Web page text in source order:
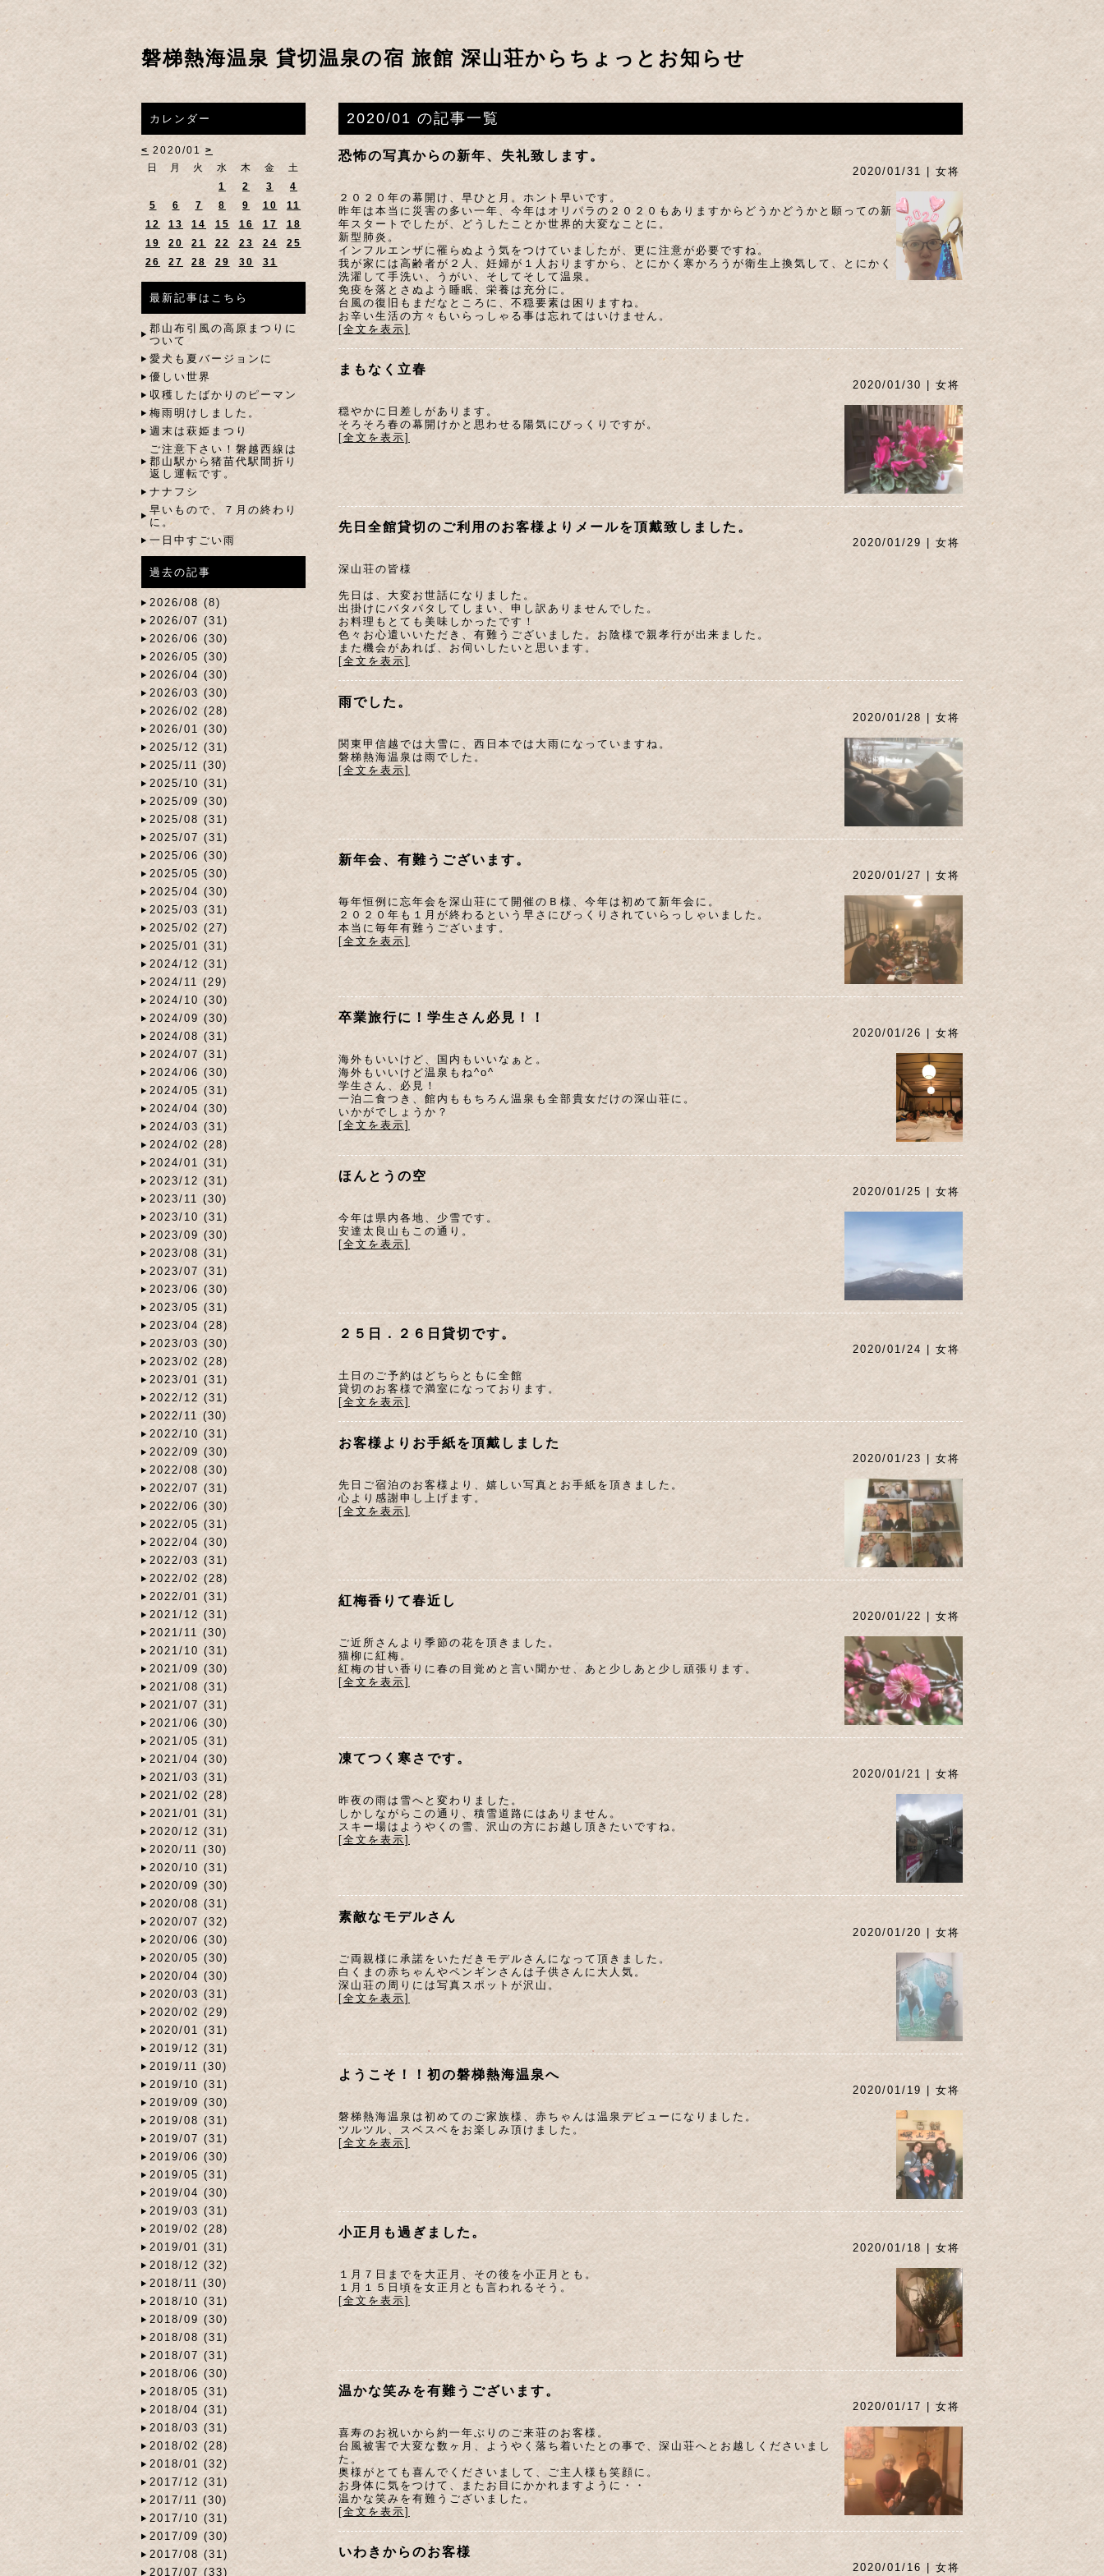
磐梯熱海温泉 貸切温泉の宿 旅館 深山荘からちょっとお知らせ
2020/01 の記事一覧
恐怖の写真からの新年、失礼致します。
2020/01/31 | 女将
２０２０年の幕開け、早ひと月。ホント早いです。
昨年は本当に災害の多い一年、今年はオリパラの２０２０もありますからどうかどうかと願っての新
年スタートでしたが、どうしたことか世界的大変なことに。
新型肺炎。
インフルエンザに罹らぬよう気をつけていましたが、更に注意が必要ですね。
我が家には高齢者が２人、妊婦が１人おりますから、とにかく寒かろうが衛生上換気して、とにかく
洗濯して手洗い、うがい、そしてそして温泉。
免疫を落とさぬよう睡眠、栄養は充分に。
台風の復旧もまだなところに、不穏要素は困りますね。
お辛い生活の方々もいらっしゃる事は忘れてはいけません。
[全文を表示]
まもなく立春
2020/01/30 | 女将
穏やかに日差しがあります。
そろそろ春の幕開けかと思わせる陽気にびっくりですが。
[全文を表示]
先日全館貸切のご利用のお客様よりメールを頂戴致しました。
2020/01/29 | 女将
深山荘の皆様
先日は、大変お世話になりました。
出掛けにバタバタしてしまい、申し訳ありませんでした。
お料理もとても美味しかったです！
色々お心遣いいただき、有難うございました。お陰様で親孝行が出来ました。
また機会があれば、お伺いしたいと思います。
[全文を表示]
雨でした。
2020/01/28 | 女将
関東甲信越では大雪に、西日本では大雨になっていますね。
磐梯熱海温泉は雨でした。
[全文を表示]
新年会、有難うございます。
2020/01/27 | 女将
毎年恒例に忘年会を深山荘にて開催のＢ様、今年は初めて新年会に。
２０２０年も１月が終わるという早さにびっくりされていらっしゃいました。
本当に毎年有難うございます。
[全文を表示]
卒業旅行に！学生さん必見！！
2020/01/26 | 女将
海外もいいけど、国内もいいなぁと。
海外もいいけど温泉もね^o^
学生さん、必見！
一泊二食つき、館内ももちろん温泉も全部貴女だけの深山荘に。
いかがでしょうか？
[全文を表示]
ほんとうの空
2020/01/25 | 女将
今年は県内各地、少雪です。
安達太良山もこの通り。
[全文を表示]
２５日．２６日貸切です。
2020/01/24 | 女将
土日のご予約はどちらともに全館
貸切のお客様で満室になっております。
[全文を表示]
お客様よりお手紙を頂戴しました
2020/01/23 | 女将
先日ご宿泊のお客様より、嬉しい写真とお手紙を頂きました。
心より感謝申し上げます。
[全文を表示]
紅梅香りて春近し
2020/01/22 | 女将
ご近所さんより季節の花を頂きました。
猫柳に紅梅。
紅梅の甘い香りに春の目覚めと言い聞かせ、あと少しあと少し頑張ります。
[全文を表示]
凍てつく寒さです。
2020/01/21 | 女将
昨夜の雨は雪へと変わりました。
しかしながらこの通り、積雪道路にはありません。
スキー場はようやくの雪、沢山の方にお越し頂きたいですね。
[全文を表示]
素敵なモデルさん
2020/01/20 | 女将
ご両親様に承諾をいただきモデルさんになって頂きました。
白くまの赤ちゃんやペンギンさんは子供さんに大人気。
深山荘の周りには写真スポットが沢山。
[全文を表示]
ようこそ！！初の磐梯熱海温泉へ
2020/01/19 | 女将
磐梯熱海温泉は初めてのご家族様、赤ちゃんは温泉デビューになりました。
ツルツル、スベスベをお楽しみ頂けました。
[全文を表示]
小正月も過ぎました。
2020/01/18 | 女将
１月７日までを大正月、その後を小正月とも。
１月１５日頃を女正月とも言われるそう。
[全文を表示]
温かな笑みを有難うございます。
2020/01/17 | 女将
喜寿のお祝いから約一年ぶりのご来荘のお客様。
台風被害で大変な数ヶ月、ようやく落ち着いたとの事で、深山荘へとお越しくださいまし
た。
奥様がとても喜んでくださいまして、ご主人様も笑顔に。
お身体に気をつけて、またお目にかかれますように・・
温かな笑みを有難うございました。
[全文を表示]
いわきからのお客様
2020/01/16 | 女将
カレンダー
< 2020/01 >
日
月 火 水 木 金
土
1
2 3
4
5
6 7 8 9 10
11
12
13 14 15 16 17
18
19
20 21 22 23 24
25
26
27 28 29 30 31
最新記事はこちら
郡山布引風の高原まつりに
ついて
愛犬も夏バージョンに
優しい世界
収穫したばかりのピーマン
梅雨明けしました。
週末は萩姫まつり
ご注意下さい！磐越西線は
郡山駅から猪苗代駅間折り
返し運転です。
ナナフシ
早いもので、７月の終わり
に。
一日中すごい雨
過去の記事
2026/08 (8)
2026/07 (31)
2026/06 (30)
2026/05 (30)
2026/04 (30)
2026/03 (30)
2026/02 (28)
2026/01 (30)
2025/12 (31)
2025/11 (30)
2025/10 (31)
2025/09 (30)
2025/08 (31)
2025/07 (31)
2025/06 (30)
2025/05 (30)
2025/04 (30)
2025/03 (31)
2025/02 (27)
2025/01 (31)
2024/12 (31)
2024/11 (29)
2024/10 (30)
2024/09 (30)
2024/08 (31)
2024/07 (31)
2024/06 (30)
2024/05 (31)
2024/04 (30)
2024/03 (31)
2024/02 (28)
2024/01 (31)
2023/12 (31)
2023/11 (30)
2023/10 (31)
2023/09 (30)
2023/08 (31)
2023/07 (31)
2023/06 (30)
2023/05 (31)
2023/04 (28)
2023/03 (30)
2023/02 (28)
2023/01 (31)
2022/12 (31)
2022/11 (30)
2022/10 (31)
2022/09 (30)
2022/08 (30)
2022/07 (31)
2022/06 (30)
2022/05 (31)
2022/04 (30)
2022/03 (31)
2022/02 (28)
2022/01 (31)
2021/12 (31)
2021/11 (30)
2021/10 (31)
2021/09 (30)
2021/08 (31)
2021/07 (31)
2021/06 (30)
2021/05 (31)
2021/04 (30)
2021/03 (31)
2021/02 (28)
2021/01 (31)
2020/12 (31)
2020/11 (30)
2020/10 (31)
2020/09 (30)
2020/08 (31)
2020/07 (32)
2020/06 (30)
2020/05 (30)
2020/04 (30)
2020/03 (31)
2020/02 (29)
2020/01 (31)
2019/12 (31)
2019/11 (30)
2019/10 (31)
2019/09 (30)
2019/08 (31)
2019/07 (31)
2019/06 (30)
2019/05 (31)
2019/04 (30)
2019/03 (31)
2019/02 (28)
2019/01 (31)
2018/12 (32)
2018/11 (30)
2018/10 (31)
2018/09 (30)
2018/08 (31)
2018/07 (31)
2018/06 (30)
2018/05 (31)
2018/04 (31)
2018/03 (31)
2018/02 (28)
2018/01 (32)
2017/12 (31)
2017/11 (30)
2017/10 (31)
2017/09 (30)
2017/08 (31)
2017/07 (33)